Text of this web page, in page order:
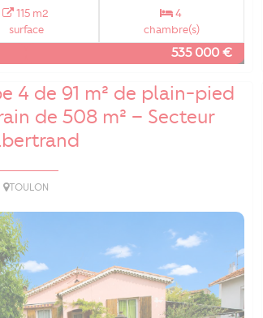
115 m2
surface
4
chambre(s)
535 000 €
4 de 91 m² de plain-pied
de 508 m² – Secteur
TOULON